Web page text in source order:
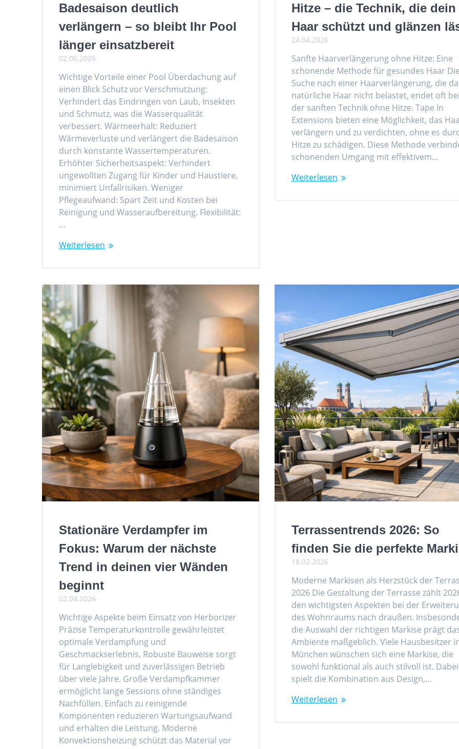
Badesaison deutlich
verlängern – so bleibt Ihr Pool
länger einsatzbereit
02.06.2026
Wichtige Vorteile einer Pool Überdachung auf
einen Blick Schutz vor Verschmutzung:
Verhindert das Eindringen von Laub, Insekten
und Schmutz, was die Wasserqualität
verbessert. Wärmeerhalt: Reduziert
Wärmeverluste und verlängert die Badesaison
durch konstante Wassertemperaturen.
Erhöhter Sicherheitsaspekt: Verhindert
ungewollten Zugang für Kinder und Haustiere,
minimiert Unfallrisiken. Weniger
Pflegeaufwand: Spart Zeit und Kosten bei
Reinigung und Wasseraufbereitung. Flexibilität:
…
Weiterlesen
Hitze – die Technik, die dein
Haar schützt und glänzen
24.04.2026
Sanfte Haarverlängerung ohne Hitze: Eine
schonende Methode für gesundes Haar Die
Suche nach einer Haarverlängerung, die
natürliche Haar nicht belastet, endet oft bei
der sanften Technik ohne Hitze. Tape In
Extensions bieten eine Möglichkeit, das
verlängern und zu verdichten, ohne es
Hitze zu schädigen. Diese Methode
schonenden Umgang mit effektivem…
Weiterlesen
Stationäre Verdampfer im
Fokus: Warum der nächste
Trend in deinen vier Wänden
beginnt
02.04.2026
Wichtige Aspekte beim Einsatz von Herborizer
Präzise Temperaturkontrolle gewährleistet
optimale Verdampfung und
Geschmackserlebnis. Robuste Bauweise sorgt
für Langlebigkeit und zuverlässigen Betrieb
über viele Jahre. Große Verdampfkammer
ermöglicht lange Sessions ohne ständiges
Nachfüllen. Einfach zu reinigende
Komponenten reduzieren Wartungsaufwand
und erhalten die Leistung. Moderne
Konvektionsheizung schützt das Material vor
Terrassentrends 2026: So
finden Sie die perfekte
18.02.2026
Moderne Markisen als Herzstück der
2026 Die Gestaltung der Terrasse zählt
den wichtigsten Aspekten bei der
des Wohnraums nach draußen.
die Auswahl der richtigen Markise prägt
Ambiente maßgeblich. Viele Hausbesitzer
München wünschen sich eine Markise, die
sowohl funktional als auch stilvoll ist. Dabei
spielt die Kombination aus Design,…
Weiterlesen